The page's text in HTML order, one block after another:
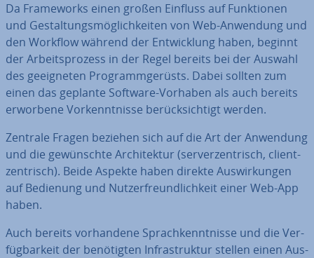
Da Frame­works einen großen Einfluss auf Funk­tio­nen
und Ge­stal­tungs­mög­lich­kei­ten von Web-Anwendung und
den Workflow während der Ent­wick­lung haben, beginnt
der Ar­beits­pro­zess in der Regel bereits bei der Auswahl
des ge­eig­ne­ten Pro­gramm­ge­rüsts. Dabei sollten zum
einen das geplante Software-Vorhaben als auch bereits
erworbene Vor­kennt­nis­se be­rück­sich­tigt werden.
Zentrale Fragen beziehen sich auf die Art der Anwendung
und die ge­wünsch­te Ar­chi­tek­tur (ser­ver­zen­trisch, cli­ent­
zen­trisch). Beide Aspekte haben direkte Aus­wir­kun­gen
auf Bedienung und Nut­zer­freund­lich­keit einer Web-App
haben.
Auch bereits vor­han­de­ne Sprach­kennt­nis­se und die Ver­
füg­bar­keit der be­nö­tig­ten In­fra­struk­tur stellen einen Aus­